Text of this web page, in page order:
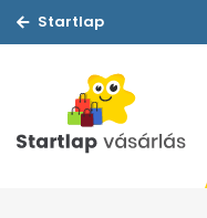
Startlap